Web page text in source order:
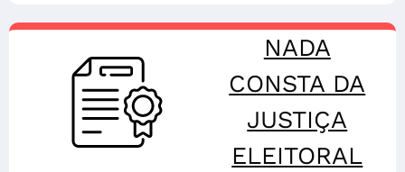
NADA
CONSTA DA
JUSTIÇA
ELEITORAL